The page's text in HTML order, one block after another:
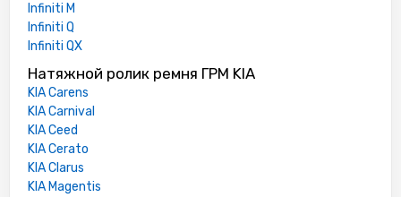
Infiniti M
Infiniti Q
Infiniti QX
Натяжной ролик ремня ГРМ KIA
KIA Carens
KIA Carnival
KIA Ceed
KIA Cerato
KIA Clarus
KIA Magentis